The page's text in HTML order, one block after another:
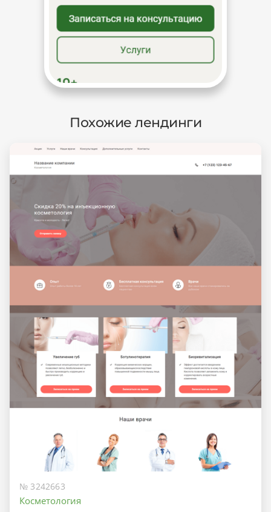
Похожие лендинги
№ 3242663
Косметология